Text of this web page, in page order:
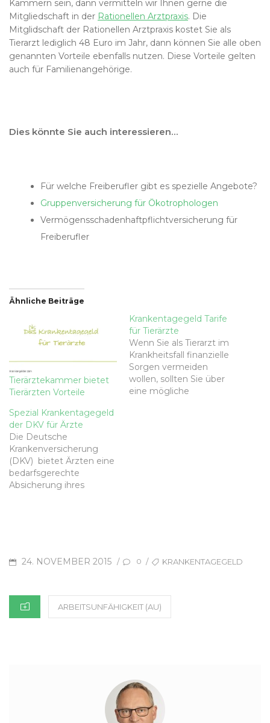
Kammern sein, dann vermitteln wir Ihnen gerne die
Mitgliedschaft in der Rationellen Arztpraxis. Die
Mitglidschaft der Rationellen Arztpraxis kostet Sie als
Tierarzt lediglich 48 Euro im Jahr, dann können Sie alle oben
genannten Vorteile ebenfalls nutzen. Diese Vorteile gelten
auch für Familienangehörige.
Dies könnte Sie auch interessieren…
Für welche Freiberufler gibt es spezielle Angebote?
Gruppenversicherung für Ökotrophologen
Vermögensschadenhaftpflichtversicherung für
Freiberufler
Ähnliche Beiträge
Tierärztekammer bietet
Tierärzten Vorteile
Krankentagegeld Tarife
für Tierärzte
Wenn Sie als Tierarzt im
Krankheitsfall finanzielle
Sorgen vermeiden
wollen, sollten Sie über
eine mögliche
erhalten Sie ein
Spezial Krankentagegeld
der DKV für Ärzte
Die Deutsche
Krankenversicherung
(DKV) bietet Ärzten eine
bedarfsgerechte
Absicherung ihres
Krankenversicherung mit
zahlreichen
Ärzteverbänden
Rahmenverträge, so
geannnte
POSTED
24. NOVEMBER 2015 / 0 / TAGSKRANKENTAGEGELD
CATEGORIES
ARBEITSUNFÄHIGKEIT (AU)